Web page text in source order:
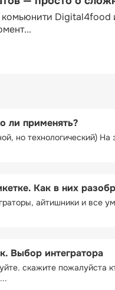
комьюнити
ли применять?
но технологический) На
Как в них
айтишники и все
Выбор интегратора
скажите пожалуйста